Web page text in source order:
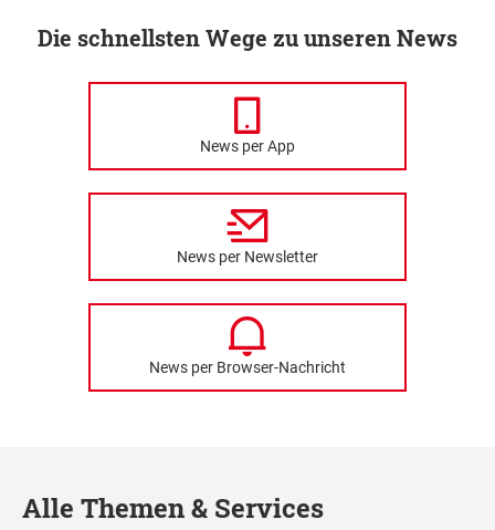
Die schnellsten Wege zu unseren News
News per App
News per Newsletter
News per Browser-Nachricht
Alle Themen & Services